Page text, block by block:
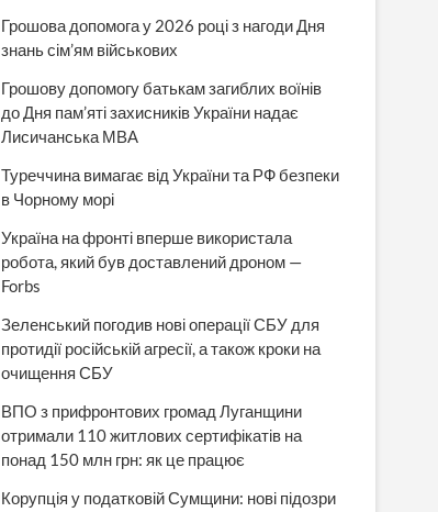
Грошова допомога у 2026 році з нагоди Дня
знань сім’ям військових
Грошову допомогу батькам загиблих воїнів
до Дня пам’яті захисників України надає
Лисичанська МВА
Туреччина вимагає від України та РФ безпеки
в Чорному морі
Україна на фронті вперше використала
робота, який був доставлений дроном —
Forbs
Зеленський погодив нові операції СБУ для
протидії російській агресії, а також кроки на
очищення СБУ
ВПО з прифронтових громад Луганщини
отримали 110 житлових сертифікатів на
понад 150 млн грн: як це працює
Корупція у податковій Сумщини: нові підозри